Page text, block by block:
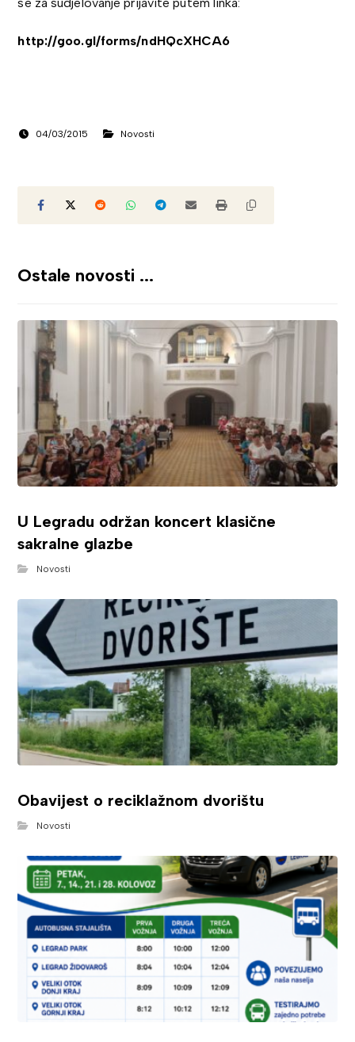
http://goo.gl/forms/ndHQcXHCA6
04/03/2015 Novosti
Ostale novosti ...
U Legradu održan koncert klasične
sakralne glazbe
Novosti
Obavijest o reciklažnom dvorištu
Novosti